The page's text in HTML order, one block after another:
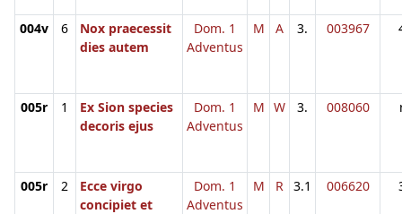
004v 6
Nox praecessit
dies autem
Dom. 1
Adventus
M A 3. 003967
005r 1
Ex Sion species
decoris ejus
Dom. 1
Adventus
M W 3. 008060
005r 2
Ecce virgo
concipiet et
Dom. 1
Adventus
M R 3.1 006620